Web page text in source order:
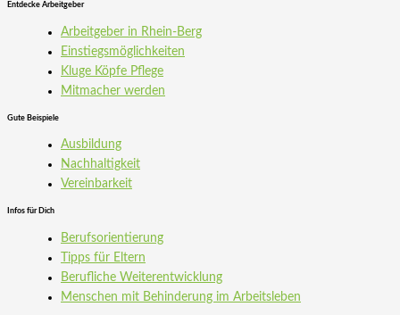
Entdecke Arbeitgeber
Arbeitgeber in Rhein-Berg
Einstiegs­möglichkeiten
Kluge Köpfe Pflege
Mitmacher werden
Gute Beispiele
Ausbildung
Nachhaltigkeit
Vereinbarkeit
Infos für Dich
Berufsorientierung
Tipps für Eltern
Berufliche Weiterentwicklung
Menschen mit Behinderung im Arbeitsleben